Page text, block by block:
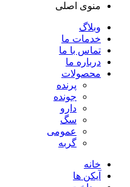
منوی اصلی
وبلاگ
خدمات ما
تماس با ما
درباره ما
محصولات
پرنده
جونده
دارو
سگ
عمومی
گربه
خانه
آیکن ها